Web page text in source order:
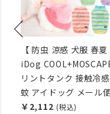
【 防虫 涼感 犬服 春夏
iDog
リントタンク 接触冷
蚊 アイドッグ メール
￥2,112 (税込)